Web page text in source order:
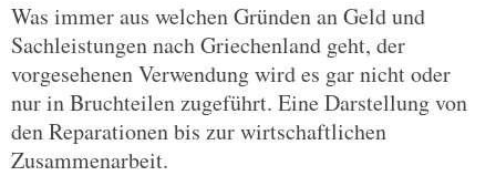
Was immer aus welchen Gründen an Geld und
Sachleistungen nach Griechenland geht, der
vorgesehenen Verwendung wird es gar nicht oder
nur in Bruchteilen zugeführt. Eine Darstellung von
den Reparationen bis zur wirtschaftlichen
Zusammenarbeit.